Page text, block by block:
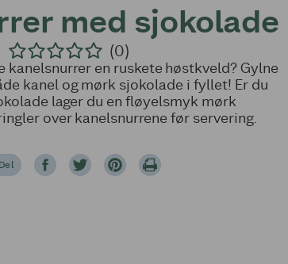
med sjokolade
(0)
kanelsnurrer en ruskete høstkveld? Gylne
kanel og mørk sjokolade i fyllet! Er du
lager du en fløyelsmyk mørk
over kanelsnurrene før servering.
Del